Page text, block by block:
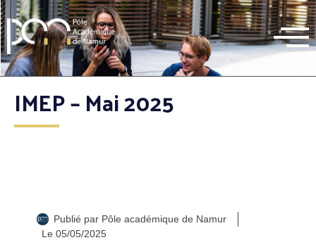
IMEP – Mai 2025
Publié par Pôle académique de Namur
Le 05/05/2025